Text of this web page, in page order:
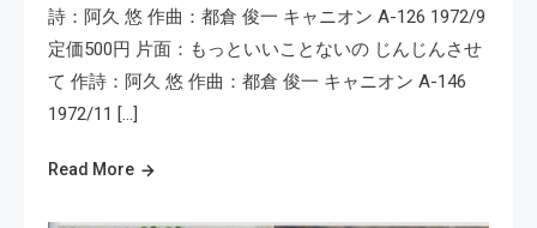
詩：阿久 悠 作曲：都倉 俊一 キャニオン A-126 1972/9
定価500円 片面：もっといいことないの じんじんさせ
て 作詩：阿久 悠 作曲：都倉 俊一 キャニオン A-146
1972/11 […]
Read More